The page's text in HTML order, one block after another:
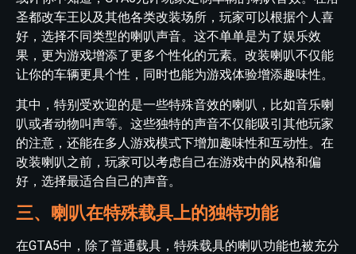
圣都改车王以及其他各类改装场所，玩家可以根据个人喜
好，选择不同类型的喇叭声音。这不单单是为了娱乐效
果，更为游戏增添了更多个性化的元素。改装喇叭不仅能
让你的车辆更具个性，同时也能为游戏体验增添趣味性。
其中，特别受欢迎的是一些特殊音效的喇叭，比如音乐喇
叭或者动物叫声等。这些独特的声音不仅能吸引其他玩家
的注意，还能在多人游戏模式下增加趣味性和互动性。在
改装喇叭之前，玩家可以考虑自己在游戏中的风格和偏
好，选择最适合自己的声音。
三、喇叭在特殊载具上的独特功能
在GTA5中，除了普通载具，特殊载具的喇叭功能也被充分